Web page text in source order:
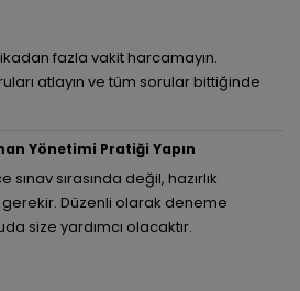
fazla vakit harcamayın.
atlayın ve tüm sorular bittiğinde
Yönetimi Pratiği Yapın
sırasında değil, hazırlık
Düzenli olarak deneme
size yardımcı olacaktır.